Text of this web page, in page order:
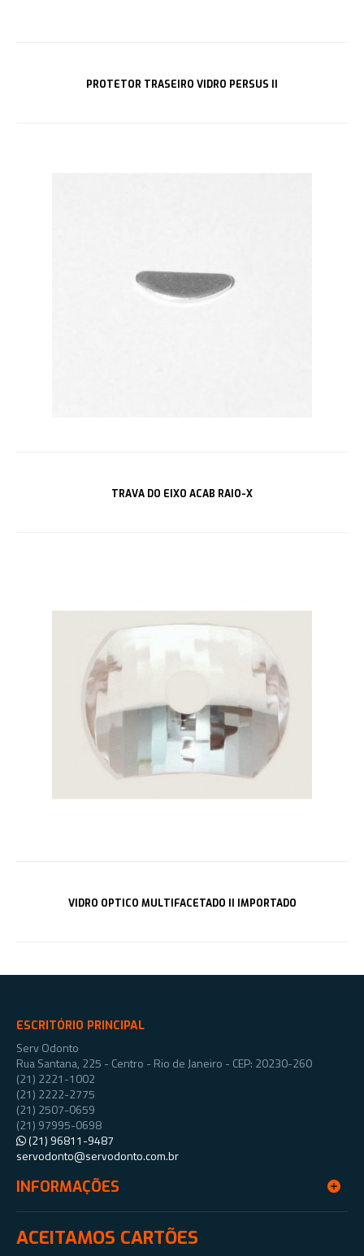
PROTETOR TRASEIRO VIDRO PERSUS II
TRAVA DO EIXO ACAB RAIO-X
VIDRO OPTICO MULTIFACETADO II IMPORTADO
ESCRITÓRIO PRINCIPAL
Serv Odonto
Rua Santana, 225 - Centro - Rio de Janeiro - CEP: 20230-260
(21) 2221-1002
(21) 2222-2775
(21) 2507-0659
(21) 97995-0698
(21) 96811-9487
servodonto@servodonto.com.br
INFORMAÇÕES
ACEITAMOS CARTÕES